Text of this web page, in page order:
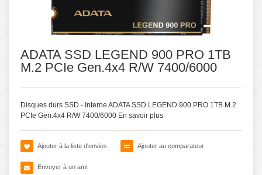
ADATA SSD LEGEND 900 PRO 1TB
M.2 PCIe Gen.4x4 R/W 7400/6000
Disques durs SSD - Interne ADATA SSD LEGEND 900 PRO 1TB M.2
PCIe Gen.4x4 R/W 7400/6000 En savoir plus
Ajouter à la liste d'envies Ajouter au comparateur
Envoyer à un ami